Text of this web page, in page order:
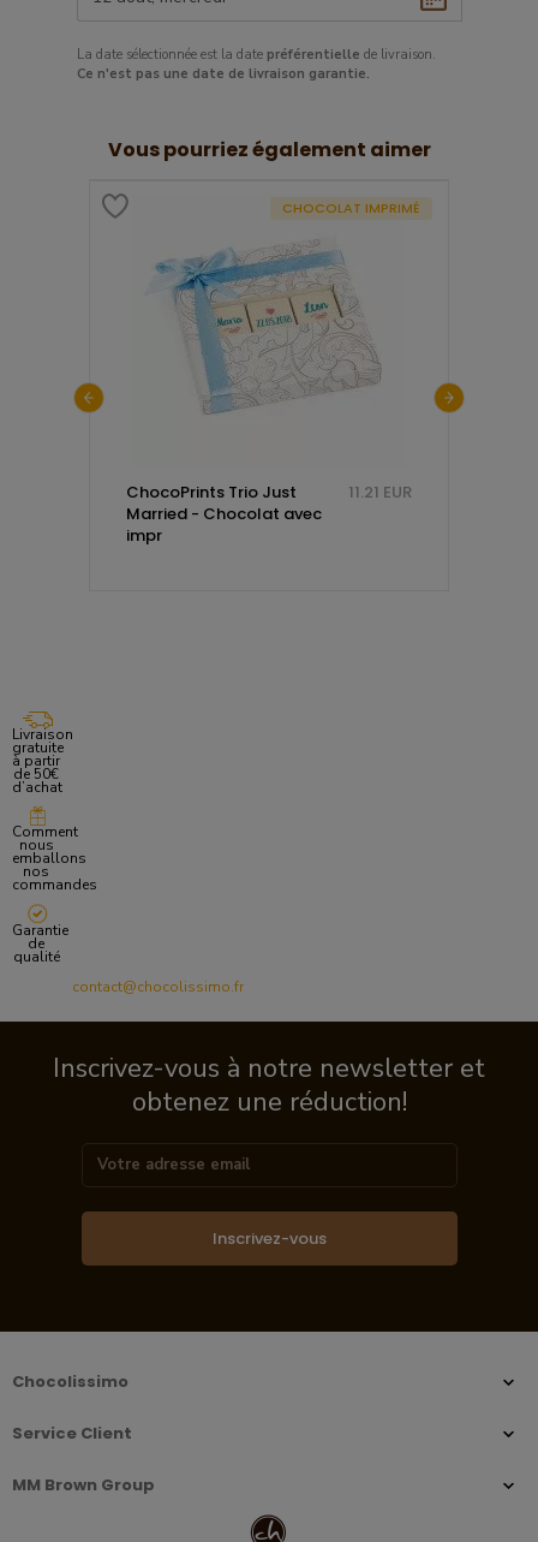
La date sélectionnée est la date préférentielle de livraison.
Ce n'est pas une date de livraison garantie.
Vous pourriez également aimer
CHOCOLAT IMPRIMÉ
ChocoPrints Trio Just
Married - Chocolat avec
impr
11.21 EUR
Livraison
gratuite
à partir
de 50€
d’achat
Comment
nous
emballons
nos
commandes
Garantie
de
qualité
contact@chocolissimo.fr
Inscrivez-vous à notre newsletter et
obtenez une réduction!
Inscrivez-vous
Chocolissimo
Service Client
MM Brown Group